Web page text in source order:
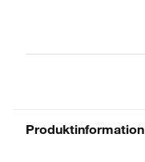
Produktinformation